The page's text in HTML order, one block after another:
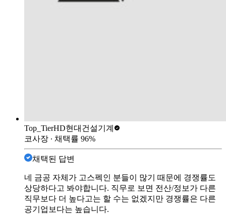
Top_TierHD현대건설기계
코사장 ∙ 채택률 96%
채택된 답변
네 금공 자체가 고스펙인 분들이 많기 때문에 경쟁률도
상당하다고 봐야합니다. 직무로 보면 전산/정보가 다른
직무보다 더 높다고는 할 수는 없겠지만 경쟁률은 다른
공기업보다는 높습니다.